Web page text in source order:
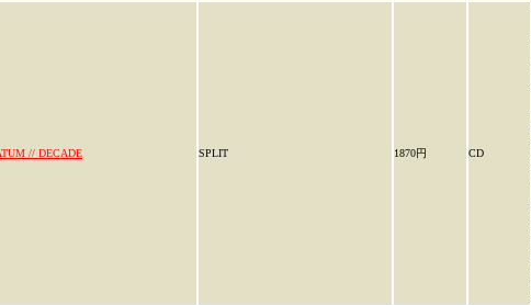
// DECADE SPLIT 1870円 CD